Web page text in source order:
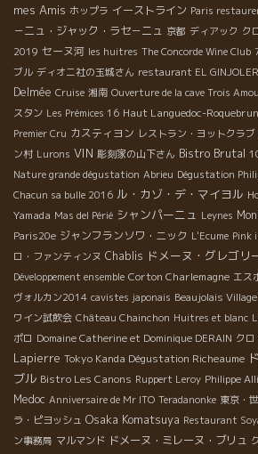
mes Amis ホップラ イーストライン Paris
－ニュ・ジャック・ラセ－ニュ 京都 ディアック ク
2019 セーヌ河 les huitres The Concorde Wine Club
ブル ディオニ社の玉城さん restaurant EL GINJOLER
Delmée Cruise 湘南 Ouverture de la cave Trois
スタン Les Prémices 16 Haut Languedoc-Roquebrun
Premier Cru カスティヨン レストラン・ヨットクラブ
ン村 Lurons VIN 彫刻家の山下さん Bistro Brutal
Nature grande dégustation Abrieu Dégustation
Chacun sa bulle 2016 ル・カゾ・デ・マイヨル
Yamada Mas del Périé シャンパーニュ Leynes
Paris20e ジャンフランソワ・ニック L'Ecume Pink
ロ・ファンティンヌ Chablis ドメーヌ・グレゴリ
Développement ensemble Corton Charlemagne エス
ヴォルカン2014 cavistes japonais Beaujolais
ワイン試飲会 Château Chainchon Huitres et blanc
ポロ Domaine Catherine et Dominique DERAIN ク
Lapierre Tokyo Kanda Dégustation Richeaume
ブル Bistro Les Canons Ruppert Leroy Philippe
Medoc Anniversaire de Mr ITO Teradanonke 東京・
ラ・ピヨッシュ Osaka Komatsuya Restaurant
ン事務局 マルマンド ドメーヌ・ミレーヌ・ブリュ